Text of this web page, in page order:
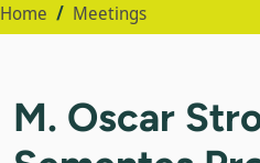
Home Meetings
M. Oscar